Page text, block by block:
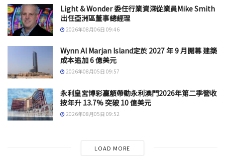
Light & Wonder 委任行業資深從業員Mike Smith
出任亞洲區董事總經理
2026年08月06日 09:46
Wynn Al Marjan Island定於 2027 年 9 月開幕 建築
成本追加 6 億美元
2026年08月05日 09:57
永利皇宮博彩贏額帶動永利澳門2026年第二季營收
按年升 13.7% 突破 10 億美元
2026年08月05日 09:52
LOAD MORE